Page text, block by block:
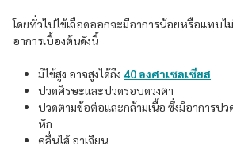
โดยทั่วไปไข้เลือดออกจะมีอาการน้อยหรือแทบไ
อาการเบื้องต้นดังนี้
มีไข้สูง อาจสูงได้ถึง 40 องศาเซลเซียส
ปวดศีรษะเเละปวดรอบดวงตา
ปวดตามข้อต่อเเละกล้ามเนื้อ ซึ่งมีอาการปว
หัก
คลื่นไส้ อาเจียน